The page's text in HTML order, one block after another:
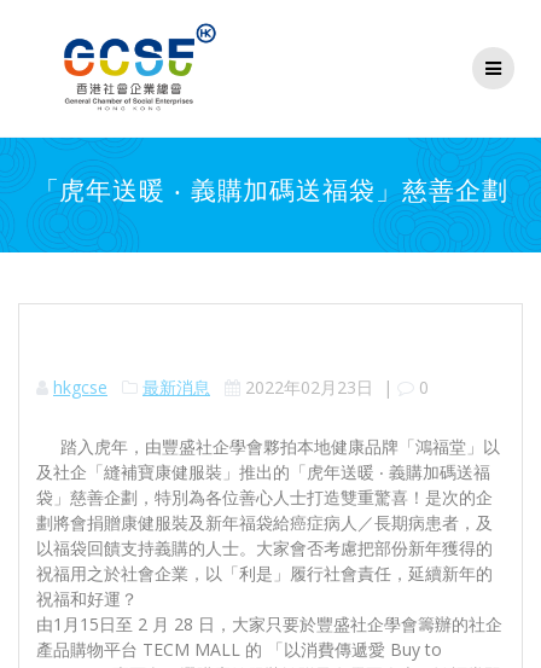
「虎年送暖 ‧ 義購加碼送福袋」慈善企劃
hkgcse 最新消息 2022年02月23日 | 0
踏入虎年，由豐盛社企學會夥拍本地健康品牌「鴻福堂」以
及社企「縫補寶康健服裝」推出的「虎年送暖 ‧ 義購加碼送福
袋」慈善企劃，特別為各位善心人士打造雙重驚喜！是次的企
劃將會捐贈康健服裝及新年福袋給癌症病人／長期病患者，及
以福袋回饋支持義購的人士。大家會否考慮把部份新年獲得的
祝福用之於社會企業，以「利是」履行社會責任，延續新年的
祝福和好運？
由1月15日至 2 月 28 日，大家只要於豐盛社企學會籌辦的社企
產品購物平台 TECM MALL 的 「以消費傳遞愛 Buy to